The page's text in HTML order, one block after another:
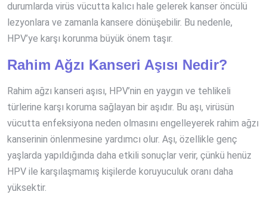
durumlarda virüs vücutta kalıcı hale gelerek kanser öncülü
lezyonlara ve zamanla kansere dönüşebilir. Bu nedenle,
HPV’ye karşı korunma büyük önem taşır.
Rahim Ağzı Kanseri Aşısı Nedir?
Rahim ağzı kanseri aşısı, HPV’nin en yaygın ve tehlikeli
türlerine karşı koruma sağlayan bir aşıdır. Bu aşı, virüsün
vücutta enfeksiyona neden olmasını engelleyerek rahim ağzı
kanserinin önlenmesine yardımcı olur. Aşı, özellikle genç
yaşlarda yapıldığında daha etkili sonuçlar verir, çünkü henüz
HPV ile karşılaşmamış kişilerde koruyuculuk oranı daha
yüksektir.